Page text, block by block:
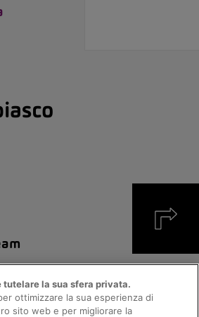
tutelare la sua sfera privata.
ottimizzare la sua esperienza di
sito web e per migliorare la